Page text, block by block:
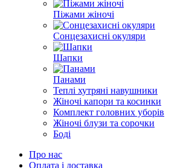
Піжами жіночі
Сонцезахисні окуляри
Шапки
Панами
Теплі хутряні навушники
Жіночі капори та косинки
Комплект головних уборів
Жіночі блузи та сорочки
Боді
Про нас
Оплата і доставка